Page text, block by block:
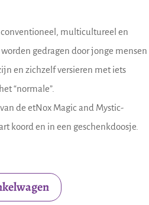
multicultureel en
gedragen door jonge mensen
en zichzelf versieren met iets
“normale”.
de etNox Magic and Mystic-
koord en in een geschenkdoosje.